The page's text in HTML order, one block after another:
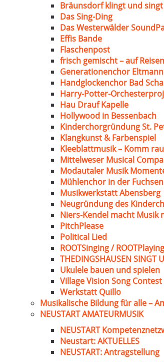
Bräunsdorf klingt und singt
Das Sing-Ding
Das Westerwälder
Effis Bande
Flaschenpost
frisch gemischt – auf Reisen
Generationenchor Eltmann
Handglockenchor Bad
Harry-Potter-
Hau Drauf Kapelle
Hollywood in Bessenbach
Kinderchorgründung St.
Klangkunst & Farbenspiel
Kleeblattmusik – Komm
Mittelweser Musical
Modautaler Musik
Mühlenchor in der
Musikwerkstatt Abensberg
Neugründung des
Niers-Kendel macht Musik
PitchPlease
Political Lied
ROOTSinging /
THEDINGSHAUSEN SINGT
Ukulele bauen und spielen
Village Vision Song Contest
Werkstatt Quillo
Musikalische Bildung für alle –
NEUSTART AMATEURMUSIK
NEUSTART
Neustart: AKTUELLES
NEUSTART: Antragstellung